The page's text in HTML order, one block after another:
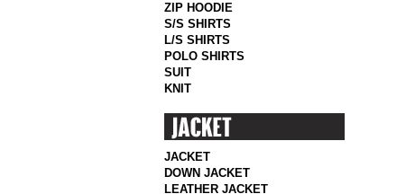
ZIP HOODIE
S/S SHIRTS
L/S SHIRTS
POLO SHIRTS
SUIT
KNIT
JACKET
DOWN JACKET
LEATHER JACKET